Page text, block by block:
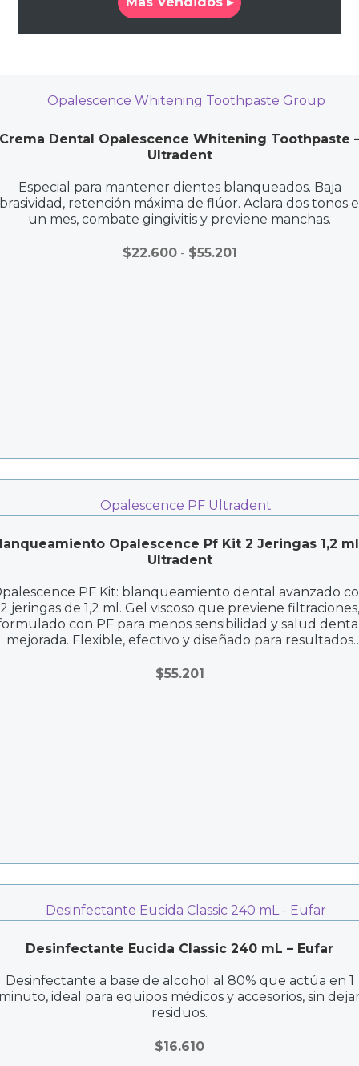
Dental Opalescence Whitening Toothpaste
Ultradent
Especial para mantener dientes blanqueados. Baja
retención máxima de flúor. Aclara dos tonos
un mes, combate gingivitis y previene manchas.
$22.600 - $55.201Rango
Opalescence Pf Kit 2 Jeringas 1,2
Ultradent
PF Kit: blanqueamiento dental avanzado
2 jeringas de 1,2 ml. Gel viscoso que previene filtraciones,
con PF para menos sensibilidad y salud
mejorada. Flexible, efectivo y diseñado para resultados
tratamiento y adaptado a diferentes estilos de vida.
$55.201
Desinfectante Eucida Classic 240 mL – Eufar
Desinfectante a base de alcohol al 80% que actúa en 1
ideal para equipos médicos y accesorios, sin
residuos.
$16.610